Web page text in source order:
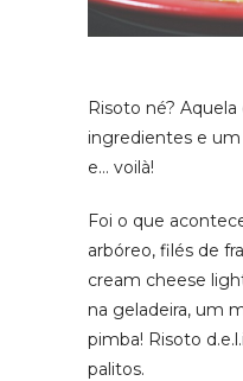
Risoto né?
ingredientes e
e… voilà!
Foi o que
arbóreo, filés de
cream cheese
na geladeira, um
pimba! Risoto
palitos.